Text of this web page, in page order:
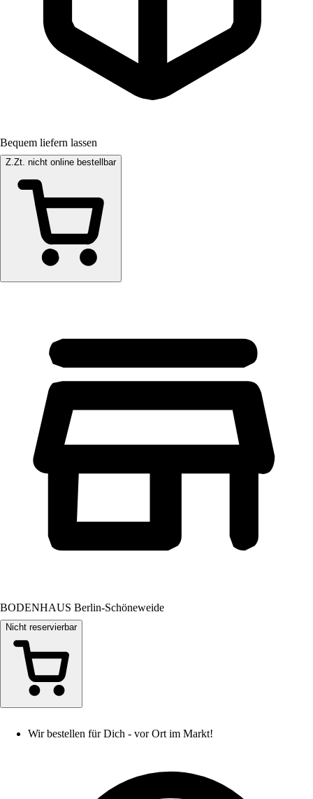
Bequem liefern lassen
Z.Zt. nicht online bestellbar
BODENHAUS Berlin-Schöneweide
Nicht reservierbar
Wir bestellen für Dich - vor Ort im Markt!